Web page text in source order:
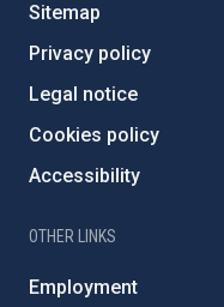
Sitemap
Privacy policy
Legal notice
Cookies policy
Accessibility
OTHER LINKS
Employment